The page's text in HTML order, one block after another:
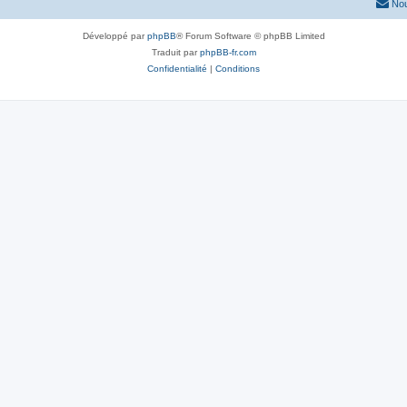
Développé parphpBB® Forum Software © phpBB Limited
Traduit parphpBB-fr.com
Confidentialité | Conditions